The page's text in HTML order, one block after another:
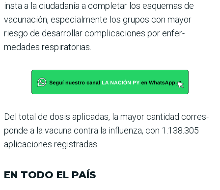
insta a la ciudadanía a com­pletar los esquemas de
vacuna­ción, especialmente los grupos con mayor
riesgo de desarro­llar complicaciones por enfer­
medades respiratorias.
Del total de dosis aplicadas, la mayor cantidad corres­
ponde a la vacuna contra la influenza, con 1.138.305
apli­caciones registradas.
EN TODO EL PAÍS